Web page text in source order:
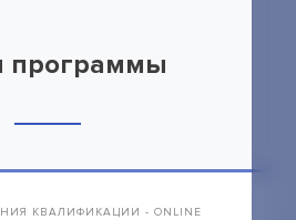
программы
КВАЛИФИКАЦИИ - ONLINE